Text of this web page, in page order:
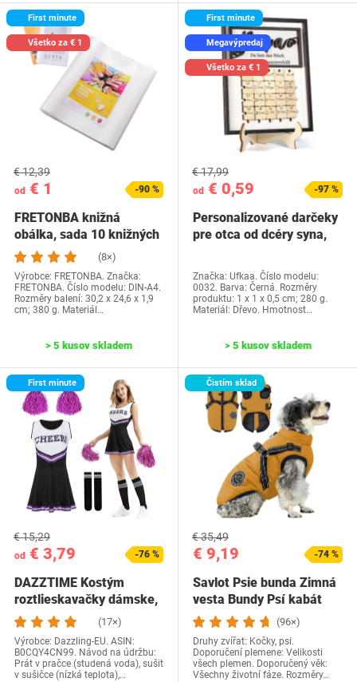
First minute
Všetko za € 1
od € 1
€ 12,39
-90 %
FRETONBA knižná
obálka, sada 10 knižných
dosiek, priehľadné…
(8×)
Výrobce: FRETONBA. Značka:
FRETONBA. Číslo modelu: DIN-A4.
Rozměry balení: 30,2 x 24,6 x 1,9
cm; 380 g. Materiál…
> 5 kusov skladem
First minute
Megavýpredaj
Všetko za € 1
od € 0,59
€ 17,99
-97 %
Personalizované darčeky
pre otca od dcéry syna,
Značka: Ufkaa. Číslo modelu:
0032. Barva: Černá. Rozměry
produktu: 1 x 1 x 0,5 cm; 280 g.
Materiál: Dřevo. Hmotnost…
> 5 kusov skladem
First minute
od € 3,79
€ 15,29
-76 %
DAZZTIME Kostým
roztlieskavačky dámske,
kostým…
(17×)
Výrobce: Dazzling-EU. ASIN:
B0CQY4CN99. Návod na údržbu:
Prát v pračce (studená voda), sušit
v sušičce (nízká teplota),…
Čistím sklad
€ 9,19
€ 35,49
-74 %
Savlot Psie bunda Zimná
vesta Bundy Psí kabát
Psí sveter…
(96×)
Druhy zvířat: Kočky, psi.
Doporučení plemene: Velikosti
všech plemen. Doporučený věk:
Všechny životní fáze. Rozměry…